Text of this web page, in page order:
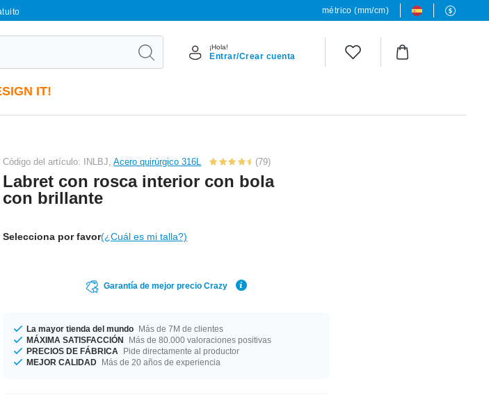
métrico (mm/cm)
¡Hola!
Entrar/Crear cuenta
IT!
Código del artículo: INLBJ,Acero quirúrgico 316L (79)
Labret con rosca interior con bola
con brillante
Selecciona por favor(¿Cuál es mi talla?)
Garantía de mejor precio Crazy
La mayor tienda del mundo Más de 7M de clientes
MÁXIMA SATISFACCIÓN
Más de 80.000 valoraciones positivas
PRECIOS DE FÁBRICA
Pide directamente al productor
MEJOR CALIDAD Más de 20 años de experiencia